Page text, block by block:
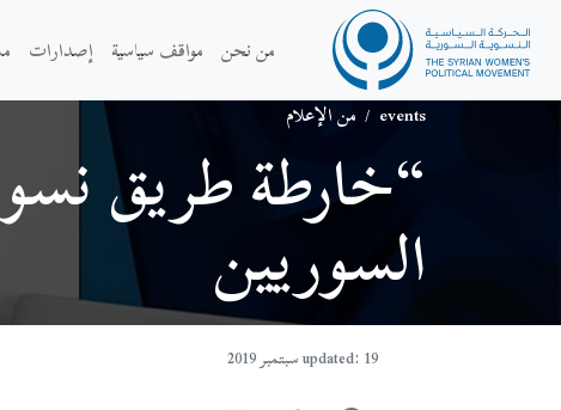
من نحن مواقف سياسية إصدارات
events
/ من الإعلام
“خارطة طريق
السوريين
updated: 19 سبتمبر 2019